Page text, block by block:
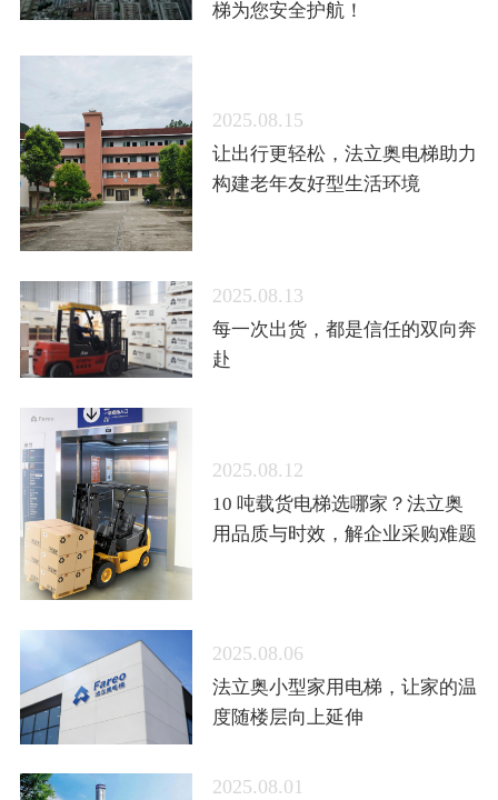
梯为您安全护航！
2025.08.15
让出行更轻松，法立奥电梯助力
构建老年友好型生活环境
2025.08.13
每一次出货，都是信任的双向奔
赴
2025.08.12
10 吨载货电梯选哪家？法立奥
用品质与时效，解企业采购难题
2025.08.06
法立奥小型家用电梯，让家的温
度随楼层向上延伸
2025.08.01